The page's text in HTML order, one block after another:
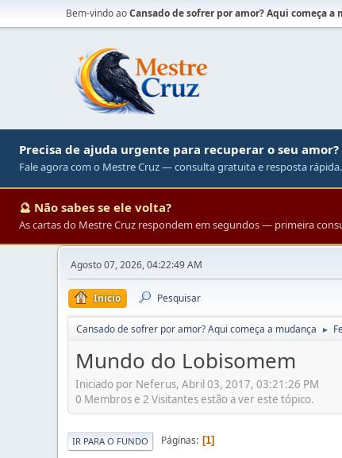
Bem-vindo aoCansado de sofrer por amor? Aqui começa a
Precisa de ajuda urgente para recuperar o seu amor?
Fale agora com o Mestre Cruz — consulta gratuita e resposta rápida.
🔮 Não sabes se ele volta?
As cartas do Mestre Cruz respondem em segundos — primeira
Agosto 07, 2026, 04:22:49 AM
Início Pesquisar
Cansado de sofrer por amor? Aqui começa a mudança ►
Mundo do Lobisomem
Iniciado por Neferus, Abril 03, 2017, 03:21:26 PM
0 Membros e 2 Visitantes estão a ver este tópico.
IR PARA O FUNDO Páginas 1